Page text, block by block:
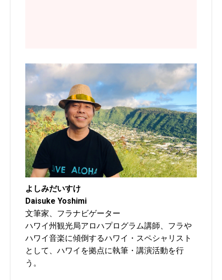
よしみだいすけ
Daisuke Yoshimi
文筆家、フラナビゲーター
ハワイ州観光局アロハプログラム講師、フラや
ハワイ音楽に傾倒するハワイ・スペシャリスト
として、ハワイを拠点に執筆・講演活動を行
う。